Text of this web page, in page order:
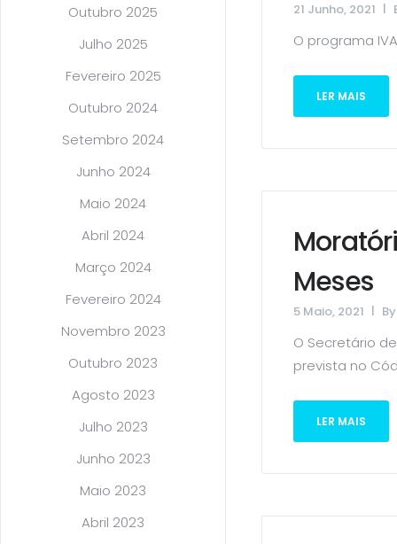
Outubro 2025
Julho 2025
Fevereiro 2025
Outubro 2024
Setembro 2024
Junho 2024
Maio 2024
Abril 2024
Março 2024
Fevereiro 2024
Novembro 2023
Outubro 2023
Agosto 2023
Julho 2023
Junho 2023
Maio 2023
Abril 2023
21 Junho, 2021
O programa
LER MAIS
Meses
5 Maio, 2021
O Secretário
prevista no
LER MAIS